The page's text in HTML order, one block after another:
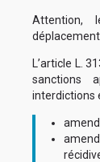
Attention,
L’article L.
sanctions
interdictions